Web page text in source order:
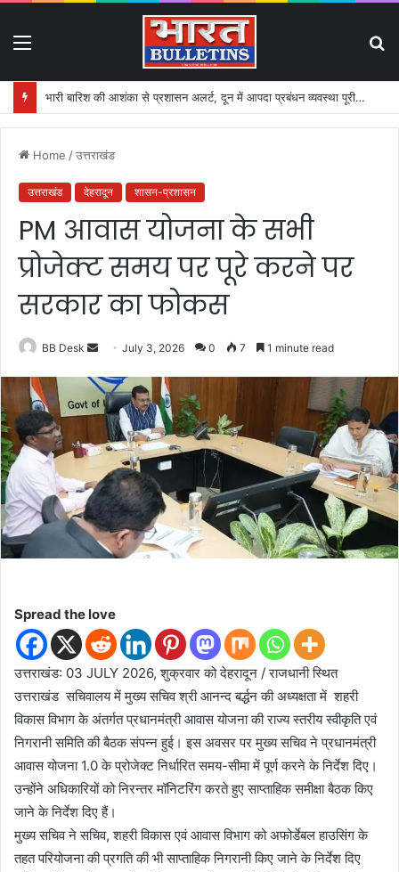
भारी बारिश की आशंका से प्रशासन अलर्ट, दून में आपदा प्रबंधन व्यवस्था पूरी तरह सक्रिय
Home /उत्तराखंड
उत्तराखंड देहरादून शासन-प्रशासन
PM आवास योजना के सभी
प्रोजेक्ट समय पर पूरे करने पर
सरकार का फोकस
BB Desk
n
d
n
e
m
a
i
l
July 3, 2026 0 7 1 minute read
Spread the love
उत्तराखंड: 03 JULY 2026, शुक्रवार को देहरादून / राजधानी स्थित
उत्तराखंड सचिवालय में मुख्य सचिव श्री आनन्द बर्द्धन की अध्यक्षता में शहरी
विकास विभाग के अंतर्गत प्रधानमंत्री आवास योजना की राज्य स्तरीय स्वीकृति एवं
निगरानी समिति की बैठक संपन्न हुई। इस अवसर पर मुख्य सचिव ने प्रधानमंत्री
आवास योजना 1.0 के प्रोजेक्ट निर्धारित समय-सीमा में पूर्ण करने के निर्देश दिए।
उन्होंने अधिकारियों को निरन्तर मॉनिटरिंग करते हुए साप्ताहिक समीक्षा बैठक किए
जाने के निर्देश दिए हैं।
मुख्य सचिव ने सचिव, शहरी विकास एवं आवास विभाग को अफोर्डेबल हाउसिंग के
तहत परियोजना की प्रगति की भी साप्ताहिक निगरानी किए जाने के निर्देश दिए